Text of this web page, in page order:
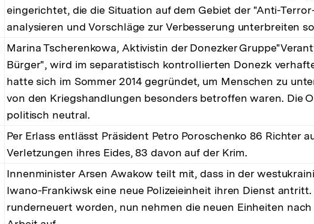
eingerichtet, die die Situation auf dem Gebiet der "Anti-
analysieren und Vorschläge zur Verbesserung unterbreiten
Marina Tscherenkowa, Aktivistin der Donezker
Bürger", wird im separatistisch kontrollierten Donezk
hatte sich im Sommer 2014 gegründet, um Menschen zu
von den Kriegshandlungen besonders betroffen waren. Die
politisch neutral.
Per Erlass entlässt Präsident Petro Poroschenko 86 Richter
Verletzungen ihres Eides, 83 davon auf der Krim.
Innenminister Arsen Awakow teilt mit, dass in der
Iwano-Frankiwsk eine neue Polizeieinheit ihren Dienst antritt.
runderneuert worden, nun nehmen die neuen Einheiten